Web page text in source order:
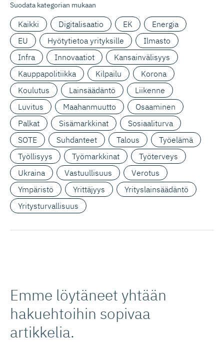
Suodata kategorian mukaan
Kaikki Digitalisaatio EK
Energia
EU
Hyötytietoa yrityksille
Ilmasto
Infra
Innovaatiot
Kansainvälisyys
Kauppapolitiikka
Kilpailu
Korona
Koulutus
Lainsäädäntö
Liikenne
Luvitus
Maahanmuutto
Osaaminen
Palkat
Sisämarkkinat
Sosiaaliturva
SOTE
Suhdanteet Talous
Työelämä
Työllisyys
Työmarkkinat
Työterveys
Ukraina
Vastuullisuus
Verotus
Ympäristö
Yrittäjyys
Yrityslainsäädäntö
Yritysturvallisuus
Emme löytäneet yhtään
hakuehtoihin sopivaa
artikkelia.